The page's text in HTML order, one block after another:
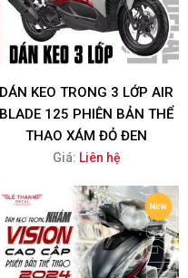
DÁN KEO TRONG 3 LỚP AIR
BLADE 125 PHIÊN BẢN THỂ
THAO XÁM ĐỎ ĐEN
Giá: Liên hệ